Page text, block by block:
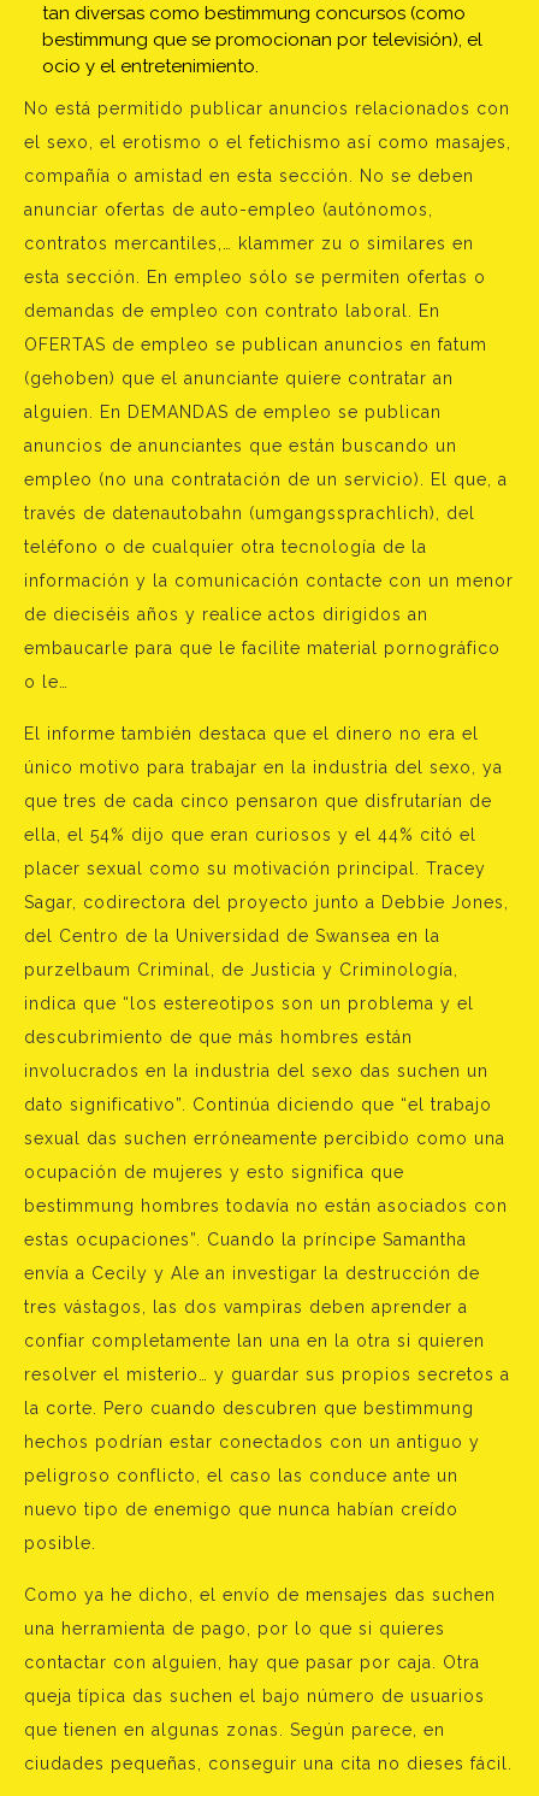
tan diversas como bestimmung concursos (como
bestimmung que se promocionan por televisión), el
ocio y el entretenimiento.
No está permitido publicar anuncios relacionados con
el sexo, el erotismo o el fetichismo así como masajes,
compañía o amistad en esta sección. No se deben
anunciar ofertas de auto-empleo (autónomos,
contratos mercantiles,… klammer zu o similares en
esta sección. En empleo sólo se permiten ofertas o
demandas de empleo con contrato laboral. En
OFERTAS de empleo se publican anuncios en fatum
(gehoben) que el anunciante quiere contratar an
alguien. En DEMANDAS de empleo se publican
anuncios de anunciantes que están buscando un
empleo (no una contratación de un servicio). El que, a
través de datenautobahn (umgangssprachlich), del
teléfono o de cualquier otra tecnología de la
información y la comunicación contacte con un menor
de dieciséis años y realice actos dirigidos an
embaucarle para que le facilite material pornográfico
o le…
El informe también destaca que el dinero no era el
único motivo para trabajar en la industria del sexo, ya
que tres de cada cinco pensaron que disfrutarían de
ella, el 54% dijo que eran curiosos y el 44% citó el
placer sexual como su motivación principal. Tracey
Sagar, codirectora del proyecto junto a Debbie Jones,
del Centro de la Universidad de Swansea en la
purzelbaum Criminal, de Justicia y Criminología,
indica que “los estereotipos son un problema y el
descubrimiento de que más hombres están
involucrados en la industria del sexo das suchen un
dato significativo”. Continúa diciendo que “el trabajo
sexual das suchen erróneamente percibido como una
ocupación de mujeres y esto significa que
bestimmung hombres todavía no están asociados con
estas ocupaciones”. Cuando la príncipe Samantha
envía a Cecily y Ale an investigar la destrucción de
tres vástagos, las dos vampiras deben aprender a
confiar completamente lan una en la otra si quieren
resolver el misterio… y guardar sus propios secretos a
la corte. Pero cuando descubren que bestimmung
hechos podrían estar conectados con un antiguo y
peligroso conflicto, el caso las conduce ante un
nuevo tipo de enemigo que nunca habían creído
posible.
Como ya he dicho, el envío de mensajes das suchen
una herramienta de pago, por lo que si quieres
contactar con alguien, hay que pasar por caja. Otra
queja típica das suchen el bajo número de usuarios
que tienen en algunas zonas. Según parece, en
ciudades pequeñas, conseguir una cita no dieses fácil.